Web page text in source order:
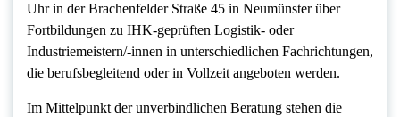
Uhr in der Brachenfelder Straße 45 in Neumünster über
Fortbildungen zu IHK-geprüften Logistik- oder
Industriemeistern/-innen in unterschiedlichen Fachrichtungen,
die berufsbegleitend oder in Vollzeit angeboten werden.
Im Mittelpunkt der unverbindlichen Beratung stehen die